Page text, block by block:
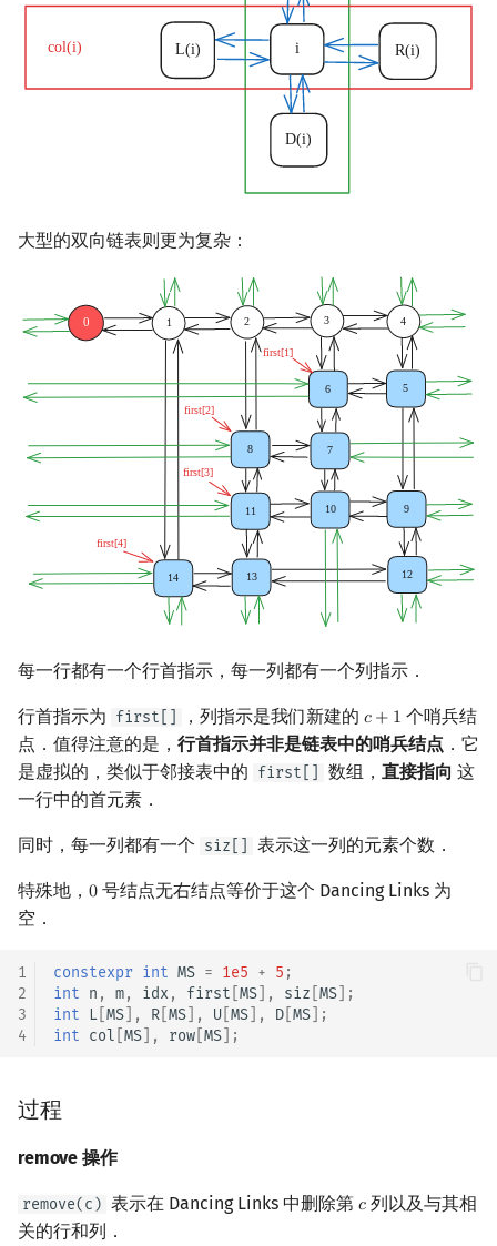
大型的双向链表则更为复杂：
每一行都有一个行首指示，每一列都有一个列指示．
行首指示为 first[] ，列指示是我们新建的 𝑐+ 1
c +1
个哨兵结
点．值得注意的是， 行首指示并非是链表中的哨兵结点 ．它
是虚拟的，类似于邻接表中的 first[] 数组， 直接指向 这
一行中的首元素．
同时，每一列都有一个 siz[] 表示这一列的元素个数．
特殊地， 0
0 号结点无右结点等价于这个 Dancing Links 为
空．
1
2
3
4
constexpr int MS = 1e5 + 5 ;
int n , m, idx, first MS ], siz MS ];
int L MS ], R MS ], U MS ], D MS ];
int col MS ], row MS ];
过程
remove 操作
remove(c) 表示在 Dancing Links 中删除第 𝑐
c列以及与其相
关的行和列．